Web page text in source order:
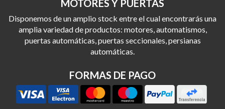
MOTORES Y PUERTAS
Disponemos de un amplio stock entre el cual encontrarás una
amplia variedad de productos: motores, automatismos,
puertas automáticas, puertas seccionales, persianas
automáticas.
FORMAS DE PAGO